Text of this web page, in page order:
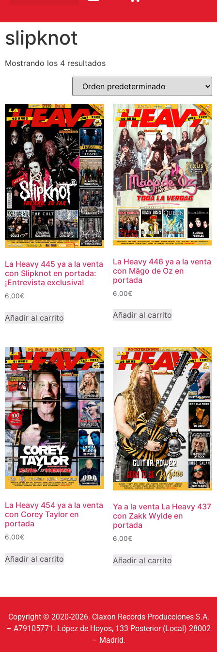
slipknot
Mostrando los 4 resultados
La Heavy 445 ya a la venta
con Slipknot en portada:
¡Entrevista exclusiva!
6,00€
Añadir al carrito
La Heavy 446 ya a la venta
con Mägo de Oz en
portada
6,00€
Añadir al carrito
La Heavy 454 ya a la venta
con Corey Taylor en
portada
6,00€
Añadir al carrito
Ya a la venta La Heavy 437
con Zakk Wylde en
portada
6,00€
Añadir al carrito
Copyright © 2020-2026. Claxon Records Producciones S.A.
– A79105771. López de Hoyos, 133 Posterior (Local) 28002
– Madrid.